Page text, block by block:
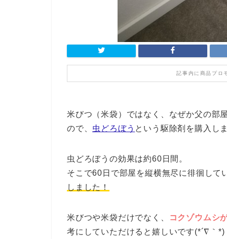
記事内に商品プロ
米びつ（米袋）ではなく、なぜか父の部
ので、 虫どろぼう という駆除剤を購入し
虫どろぼうの効果は約60日間。
そこで60日で部屋を縦横無尽に徘徊して
しました！
米びつや米袋だけでなく、
コクゾウムシ
考にしていただけると嬉しいです(*´∇｀*)